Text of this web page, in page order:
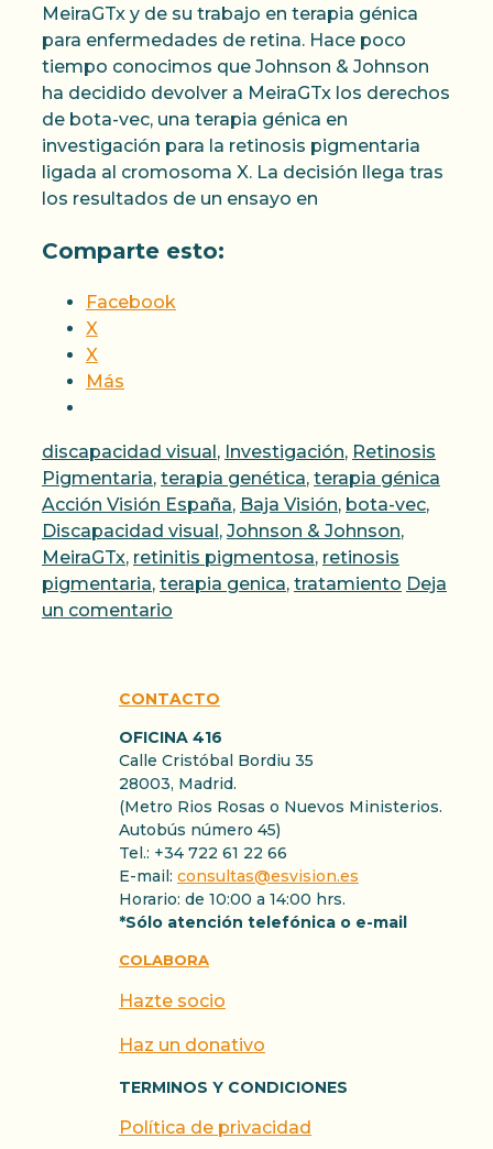
MeiraGTx y de su trabajo en terapia génica
para enfermedades de retina. Hace poco
tiempo conocimos que Johnson & Johnson
ha decidido devolver a MeiraGTx los derechos
de bota-vec, una terapia génica en
investigación para la retinosis pigmentaria
ligada al cromosoma X. La decisión llega tras
los resultados de un ensayo en
Comparte esto:
Facebook
X
X
Más
Categorías
discapacidad visual, Investigación, Retinosis
Pigmentaria, terapia genética, terapia génica
Acción Visión España, Baja Visión, bota-vec,
Discapacidad visual, Johnson & Johnson,
MeiraGTx, retinitis pigmentosa, retinosis
pigmentaria, terapia genica, tratamiento Deja
un comentario
CONTACTO
OFICINA 416
Calle Cristóbal Bordiu 35
28003, Madrid.
(Metro Rios Rosas o Nuevos Ministerios.
Autobús número 45)
Tel.: +34 722 61 22 66
E-mail: consultas@esvision.es
Horario: de 10:00 a 14:00 hrs.
*Sólo atención telefónica o e-mail
COLABORA
Hazte socio
Haz un donativo
TERMINOS Y CONDICIONES
Política de privacidad